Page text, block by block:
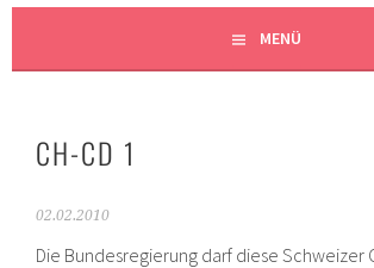
MENÜ
CH-CD 1
02.02.2010
Die Bundesregierung darf diese Schweizer